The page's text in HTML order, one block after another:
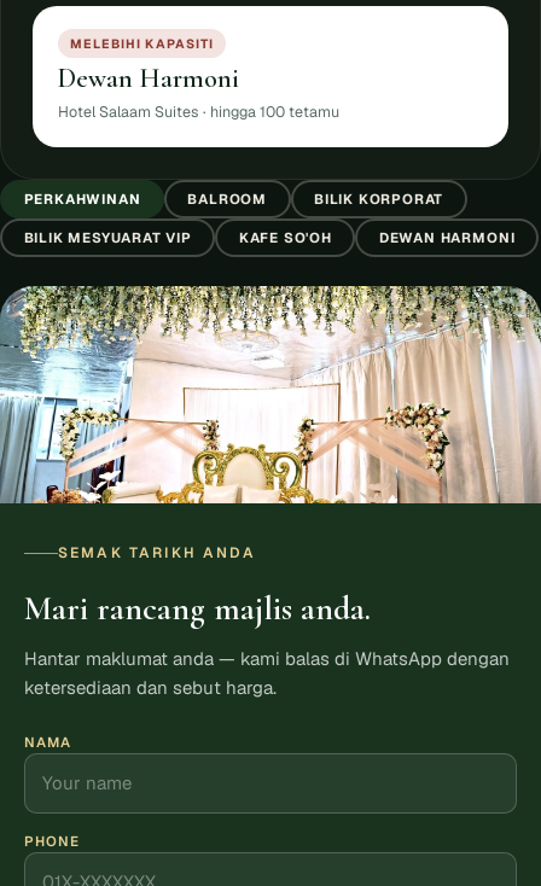
MELEBIHI KAPASITI
Dewan Harmoni
Hotel Salaam Suites · hingga 100 tetamu
PERKAHWINAN BALROOM BILIK KORPORAT
BILIK MESYUARAT VIP KAFE SO'OH DEWAN HARMONI
SEMAK TARIKH ANDA
Mari rancang majlis anda.
Hantar maklumat anda — kami balas di WhatsApp dengan
ketersediaan dan sebut harga.
NAMA
PHONE